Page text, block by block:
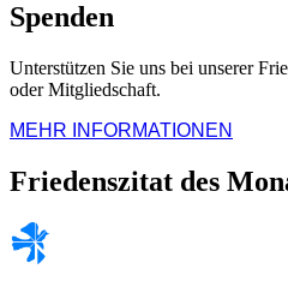
Spenden
Unterstützen Sie uns bei unserer
oder Mitgliedschaft.
MEHR INFORMATIONEN
Friedenszitat des